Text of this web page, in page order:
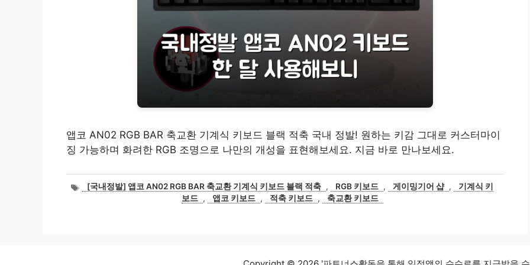
앱코 AN02 RGB BAR 축교환 기계식 키보드 블랙 적축 국내 정발! 원하는 키감 그대로 커스터마이
징 가능하며 화려한 RGB 조명으로 나만의 개성을 표현해보세요. 지금 바로 만나보세요.
태[국내정발] 앱코 AN02 RGB BAR 축교환 기계식 키보드 블랙 적축 , RGB 키보드 , 게이밍기어 샵 ,
기계식 키
보드 , 앱코 키보드 , 적축 키보드 , 축교환 키보드